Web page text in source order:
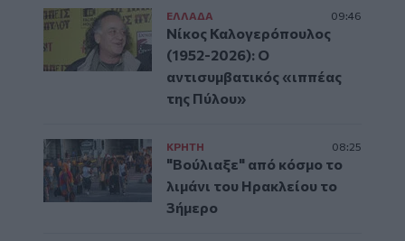
ΕΛΛAΔΑ 09:46
Νίκος Καλογερόπουλος
(1952-2026): O
αντισυμβατικός «ιππέας
της Πύλου»
ΚΡΗΤΗ 08:25
"Βούλιαξε" από κόσμο το
λιμάνι του Ηρακλείου το
3ήμερο